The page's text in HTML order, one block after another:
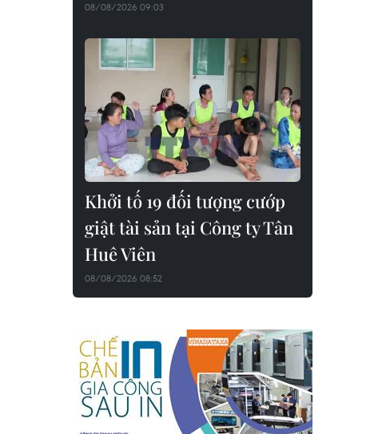
08/08/2026 09:03
Khởi tố 19 đối tượng cướp
giật tài sản tại Công ty Tân
Huê Viên
08/08/2026 08:52